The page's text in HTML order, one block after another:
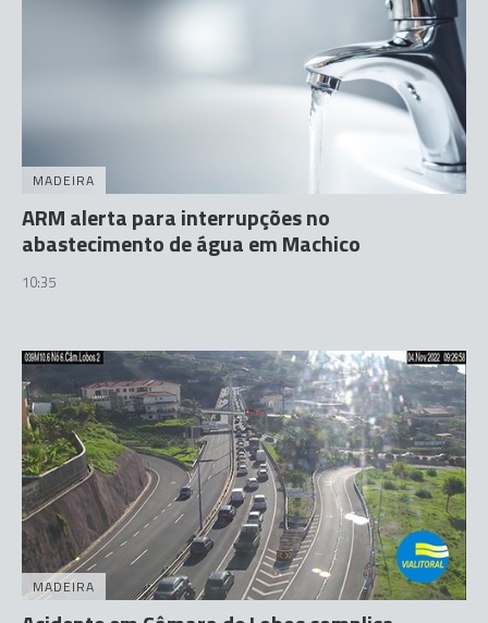
MADEIRA
ARM alerta para interrupções no
abastecimento de água em Machico
10:35
MADEIRA